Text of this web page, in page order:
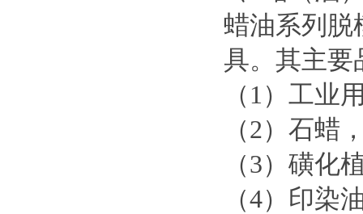
蜡油系列脱
具。其主要
（1）工业
（2）石蜡
（3）磺化
（4）印染